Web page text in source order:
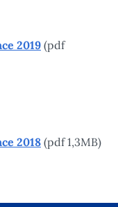
2019 (pdf
2018 (pdf 1,3MB)